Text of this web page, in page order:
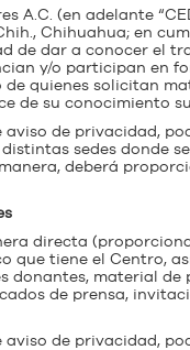
A.C. (en adelante
Chihuahua; en
de dar a conocer el
y/o participan en
quienes solicitan
de su conocimiento
aviso de privacidad,
sedes donde
deberá
directa
que tiene el Centro,
material
de prensa,
de privacidad,